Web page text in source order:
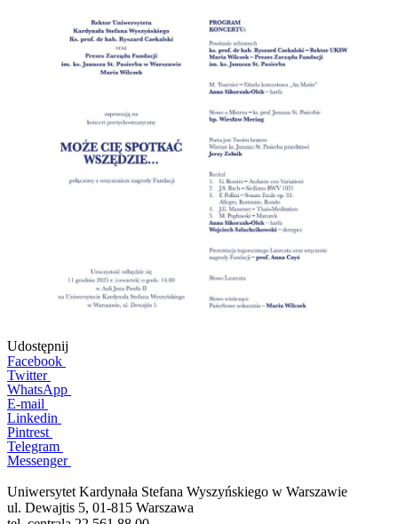
Udostępnij
Facebook
Twitter
WhatsApp
E-mail
Linkedin
Pintrest
Telegram
Messenger
Uniwersytet Kardynała Stefana Wyszyńskiego w Warszawie
ul. Dewajtis 5, 01-815 Warszawa